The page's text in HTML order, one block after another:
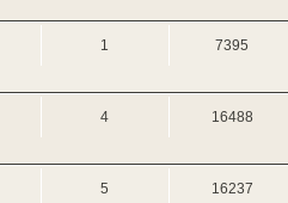
1 7395
4 16488
5 16237